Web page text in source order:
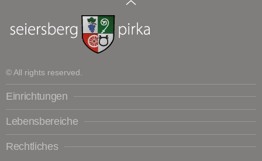
© All rights reserved.
Einrichtungen
Lebensbereiche
Rechtliches